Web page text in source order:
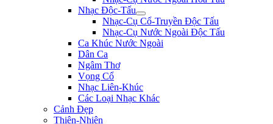
Nhạc Độc-Tấu
Nhạc-Cụ Cổ-Truyền Độc Tấu
Nhạc-Cụ Nước Ngoài Độc Tấu
Ca Khúc Nước Ngoài
Dân Ca
Ngâm Thơ
Vọng Cổ
Nhạc Liên-Khúc
Các Loại Nhạc Khác
Cảnh Đẹp
Thiên-Nhiên